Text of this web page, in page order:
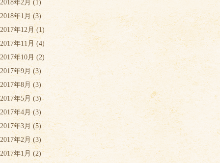
2018年2月 (1)
2018年1月 (3)
2017年12月(1)
2017年11月 (4)
2017年10月 (2)
2017年9月 (3)
2017年8月 (3)
2017年5月 (3)
2017年4月(3)
2017年3月 (5)
2017年2月 (3)
2017年1月 (2)